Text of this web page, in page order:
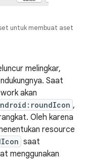
untuk membuat aset
melingkar,
Saat
akan
,
Oleh karena
resource
saat
menggunakan